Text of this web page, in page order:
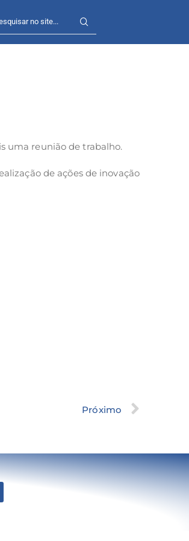
uma reunião de trabalho.
de ações de inovação
Próximo